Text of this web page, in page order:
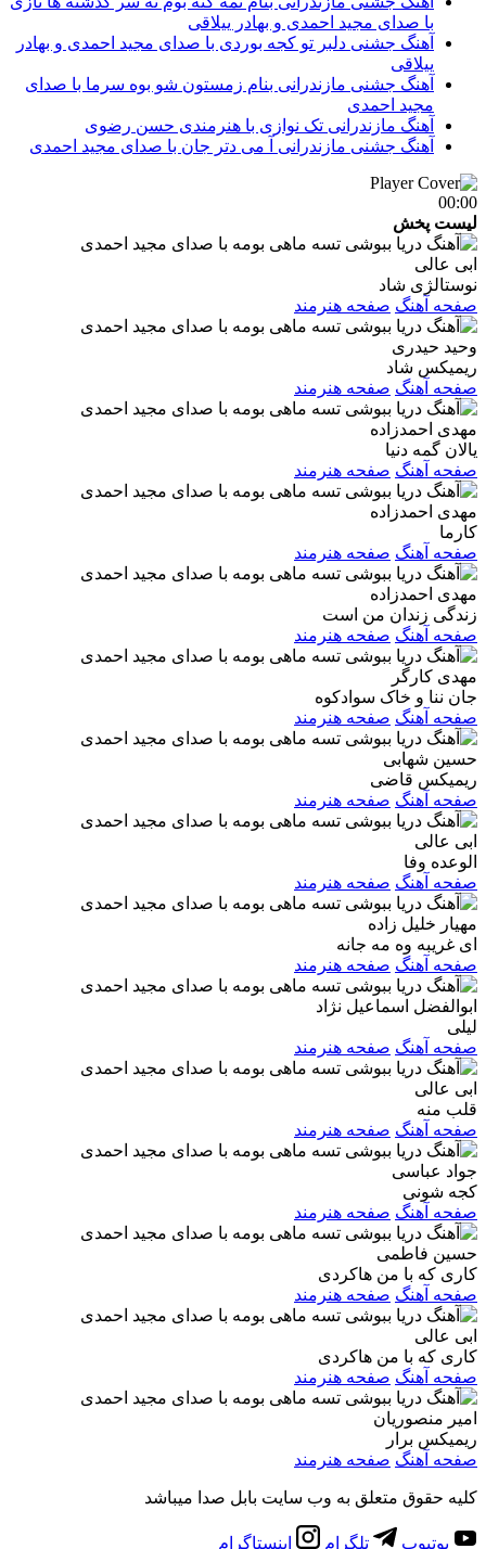
با صدای مجید احمدی و بهادر ییلاقی
آهنگ جشنی دلبر تو کجه بوردی با صدای مجید احمدی و بهادر
ییلاقی
آهنگ جشنی مازندرانی بنام زمستون شو بوه سرما با صدای
مجید احمدی
آهنگ مازندرانی تک نوازی با هنرمندی حسن رضوی
آهنگ جشنی مازندرانی آ می دتر جان با صدای مجید احمدی
00:00
لیست پخش
ابی عالی
نوستالژی شاد
صفحه آهنگ صفحه هنرمند
وحید حیدری
ریمیکس شاد
صفحه آهنگ صفحه هنرمند
مهدی احمدزاده
یالان گمه دنیا
صفحه آهنگ صفحه هنرمند
مهدی احمدزاده
کارما
صفحه آهنگ صفحه هنرمند
مهدی احمدزاده
زندگی زندان من است
صفحه آهنگ صفحه هنرمند
مهدی کارگر
جان ننا و خاک سوادکوه
صفحه آهنگ صفحه هنرمند
حسین شهابی
ریمیکس قاضی
صفحه آهنگ صفحه هنرمند
ابی عالی
الوعده وفا
صفحه آهنگ صفحه هنرمند
مهیار خلیل زاده
ای غریبه وه مه جانه
صفحه آهنگ صفحه هنرمند
ابوالفضل اسماعیل نژاد
لیلی
صفحه آهنگ صفحه هنرمند
ابی عالی
قلب منه
صفحه آهنگ صفحه هنرمند
جواد عباسی
کجه شونی
صفحه آهنگ صفحه هنرمند
حسین فاطمی
کاری که با من هاکردی
صفحه آهنگ صفحه هنرمند
ابی عالی
کاری که با من هاکردی
صفحه آهنگ صفحه هنرمند
امیر منصوریان
ریمیکس برار
صفحه آهنگ صفحه هنرمند
کلیه حقوق متعلق به وب سایت بابل صدا میباشد
یوتیوب تلگرام اینستاگرام